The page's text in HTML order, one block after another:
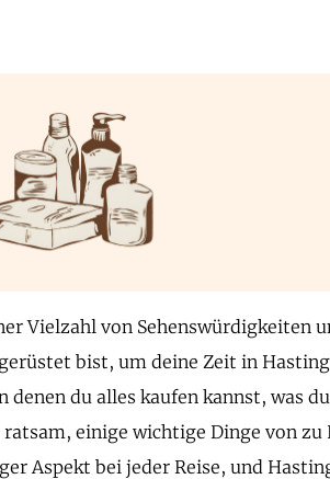
Vielzahl von Sehenswürdigkeiten
bist, um deine Zeit in
denen du alles kaufen kannst, was
einige wichtige Dinge von zu
Aspekt bei jeder Reise, und